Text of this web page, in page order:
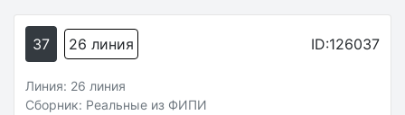
37 26 линия ID:126037
Линия: 26 линия
Сборник: Реальные из ФИПИ